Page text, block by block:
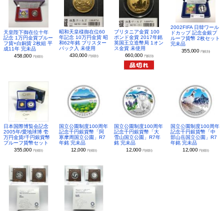
天皇陛下御在位十年
記念 1万円金貨プルー
フ貨+白銅貨 2枚組 平
成11年 完未品
458,000 円(税別)
昭和天皇様御在位60
年記念 10万円金貨 昭
和62年銘 ブリスター
パック入 未使用
430,000 円(税別)
ブリタニア金貨 100
ポンド金貨 2017年銘
英国王立造幣局 1オン
ス金貨 未使用
660,000 円(税別)
2002FIFA 日韓ワール
ドカップ 記念金銀プ
ルーフ貨幣 2枚セット
完未品
355,000 円(税別)
日本国際博覧会記念
2005年/愛地球博 壱
万円金貨/千円銀貨幣
プルーフ貨幣セット
355,000 円(税別)
国立公園制度100周年
記念千円銀貨幣「阿
寒摩周国立公園」R7
年銘 完未品
12,000 円(税別)
国立公園制度100周年
記念千円銀貨幣「大
雪山国立公園」R7年
銘 完未品
12,000 円(税別)
国立公園制度100周年
記念千円銀貨幣「中
部山岳国立公園」R7
年銘 完未品
12,000 円(税別)